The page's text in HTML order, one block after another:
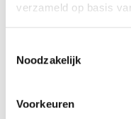
verzameld op basis
Noodzakelijk
Voorkeuren